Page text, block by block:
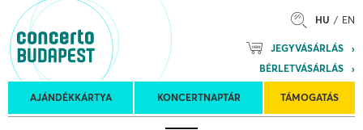
HU EN
JEGYVÁSÁRLÁS
BÉRLETVÁSÁRLÁS
AJÁNDÉKKÁRTYA KONCERTNAPTÁR TÁMOGATÁS
Koncertnaptár
turnék
Kulturális
Program
Felkéréses
koncertek